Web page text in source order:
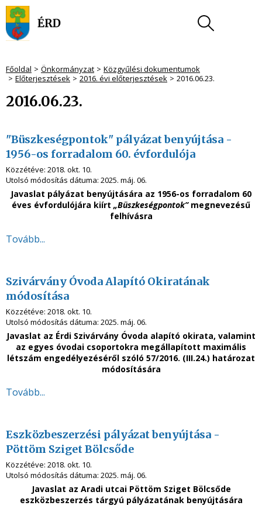
Főoldal Önkormányzat
Közgyűlési dokumentumok
Előterjesztések
2016. évi előterjesztések 2016.06.23.
2016.06.23.
"Büszkeségpontok" pályázat benyújtása -
1956-os forradalom 60. évfordulója
Közzétéve: 2018. okt. 10.
Utolsó módosítás dátuma: 2025. máj. 06.
Javaslat pályázat benyújtására az 1956-os forradalom 60
éves évfordulójára kiírt „Büszkeségpontok”megnevezésű
felhívásra
Tovább...
Szivárvány Óvoda Alapító Okiratának
módosítása
Közzétéve: 2018. okt. 10.
Utolsó módosítás dátuma: 2025. máj. 06.
Javaslat az Érdi Szivárvány Óvoda alapító okirata, valamint
az egyes óvodai csoportokra megállapított maximális
létszám engedélyezéséről szóló 57/2016. (III.24.) határozat
módosítására
Tovább...
Eszközbeszerzési pályázat benyújtása -
Pöttöm Sziget Bölcsőde
Közzétéve: 2018. okt. 10.
Utolsó módosítás dátuma: 2025. máj. 06.
Javaslat az Aradi utcai Pöttöm Sziget Bölcsőde
eszközbeszerzés tárgyú pályázatának benyújtására